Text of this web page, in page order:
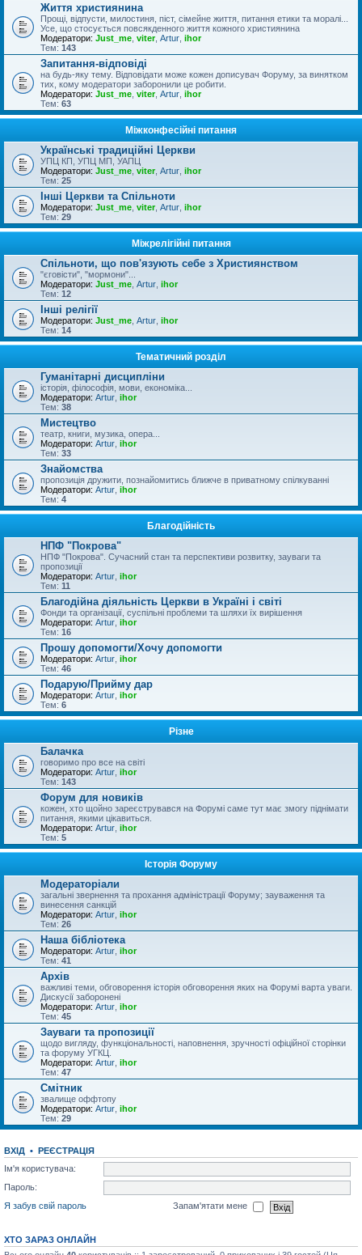
Життя християнина
Прощі, відпусти, милостиня, піст, сімейне життя, питання етики та моралі...
Усе, що стосується повсякденного життя кожного християнина
Модератори: Just_me viter, Artur ihor
Тем: 143
Запитання-відповіді
на будь-яку тему. Відповідати може кожен дописувач Форуму, за винятком
тих, кому модератори заборонили це робити.
Модератори: Just_me viter, Artur ihor
Тем: 63
Міжконфесійні питання
Українські традиційні Церкви
УПЦ КП, УПЦ МП, УАПЦ
Модератори: Just_me viter, Artur ihor
Тем: 25
Інші Церкви та Спільноти
Модератори: Just_me viter, Artur ihor
Тем: 29
Міжрелігійні питання
Спільноти, що пов'язують себе з Християнством
"єговісти", "мормони"...
Модератори: Just_me Artur ihor
Тем: 12
Інші релігії
Модератори: Just_me Artur ihor
Тем: 14
Тематичний розділ
Гуманітарні дисципліни
історія, філософія, мови, економіка...
Модератори: Artur ihor
Тем: 38
Мистецтво
театр, книги, музика, опера...
Модератори: Artur ihor
Тем: 33
Знайомства
пропозиція дружити, познайомитись ближче в приватному спілкуванні
Модератори: Artur ihor
Тем: 4
Благодійність
НПФ "Покрова"
НПФ "Покрова". Сучасний стан та перспективи розвитку, зауваги та
пропозиції
Модератори: Artur ihor
Тем: 11
Благодійна діяльність Церкви в Україні і світі
Фонди та організації, суспільні проблеми та шляхи їх вирішення
Модератори: Artur ihor
Тем: 16
Прошу допомогти/Хочу допомогти
Модератори: Artur ihor
Тем: 46
Подарую/Прийму дар
Модератори: Artur ihor
Тем: 6
Різне
Балачка
говоримо про все на світі
Модератори: Artur ihor
Тем: 143
Форум для новиків
кожен, хто щойно зареєструвався на Форумі саме тут має змогу піднімати
питання, якими цікавиться.
Модератори: Artur ihor
Тем: 5
Історія Форуму
Модераторіали
загальні звернення та прохання адміністрації Форуму; зауваження та
винесення санкцій
Модератори: Artur ihor
Тем: 26
Наша бібліотека
Модератори: Artur ihor
Тем: 41
Архів
важливі теми, обговорення історія обговорення яких на Форумі варта уваги.
Дискусії заборонені
Модератори: Artur ihor
Тем: 45
Зауваги та пропозиції
щодо вигляду, функціональності, наповнення, зручності офіційної сторінки
та форуму УГКЦ.
Модератори: Artur ihor
Тем: 47
Смітник
звалище оффтопу
Модератори: Artur ihor
Тем: 29
ВХІД • РЕЄСТРАЦІЯ
Ім'я користувача:
Пароль:
Я забув свій пароль
Запам'ятати мене
ХТО ЗАРАЗ ОНЛАЙН